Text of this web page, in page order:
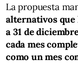
La propuesta
alternativos que
a 31 de
cada mes
como un mes